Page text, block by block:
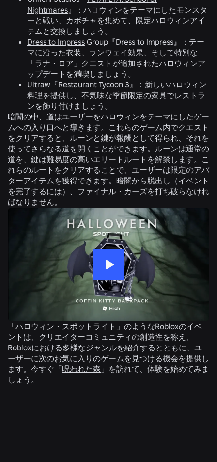
Nightmares 』：ハロウィンをテーマにしたモンスタ
ーと戦い、カボチャを集めて、限定ハロウィンアイ
テムと交換しましょう。
Dress to Impress Group『Dress to Impress』：テー
マに沿った衣装、ランウェイ効果、そして特別な
「ラナ・ロア」クエストが追加されたハロウィンア
ップデートを満喫しましょう。
Ultraw『Restaurant Tycoon 3 』：新しいハロウィン
料理を提供し、不気味な季節限定の家具でレストラ
ンを飾り付けましょう。
暗闇の中、道はユーザーをハロウィンをテーマにしたゲー
ムへの入り口へと導きます。これらのゲーム内でクエスト
をクリアすると、ルーンと鍵が報酬として得られ、それを
使ってさらなる道を開くことができます。ルーンは通常の
道を、鍵は難易度の高いエリートルートを解禁します。こ
れらのルートをクリアすることで、ユーザーは限定のアバ
ターアイテムを獲得できます。暗闇から脱出し（イベント
を完了するには）、ファイナル・カーズを打ち破らなけれ
ばなりません。
「ハロウィン・スポットライト」のようなRobloxのイベ
ントは、クリエイターコミュニティの創造性を称え、
Robloxにおける多様なジャンルを紹介するとともに、ユ
ーザーに次のお気に入りのゲームを見つける機会を提供し
ます。今すぐ「呪われた森 」を訪れて、体験を始めてみま
しょう。